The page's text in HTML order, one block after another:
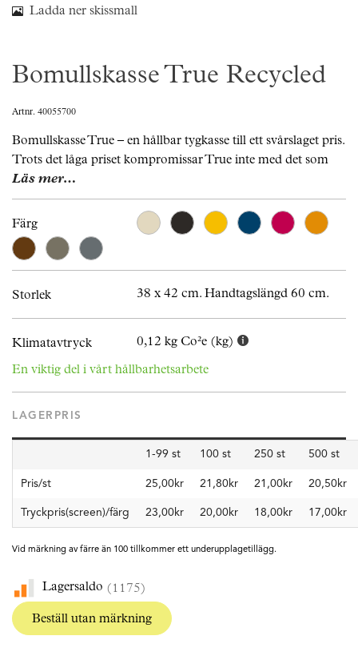
Ladda ner skissmall
Bomullskasse True Recycled
Artnr. 40055700
Bomullskasse True – en hållbar tygkasse till ett svårslaget pris.
Trots det låga priset kompromissar True inte med det som
Läs mer…
Färg
Storlek 38 x 42 cm. Handtagslängd 60 cm.
Klimatavtryck
0,12 kg Co²e (kg)
En viktig del i vårt hållbarhetsarbete
LAGERPRIS
1-99 st 100 st 250 st 500 st
Pris/st 25,00kr 21,80kr 21,00kr 20,50kr
Tryckpris(screen)/färg 23,00kr 20,00kr 18,00kr 17,00kr
Vid märkning av färre än 100 tillkommer ett underupplagetillägg.
Lagersaldo (1175)
Beställ utan märkning